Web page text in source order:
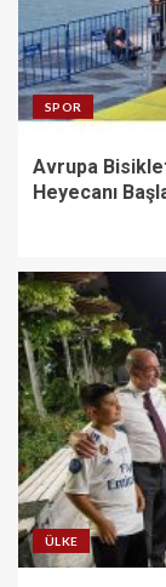
SPOR
Avrupa
Heyecanı
ÜLKE